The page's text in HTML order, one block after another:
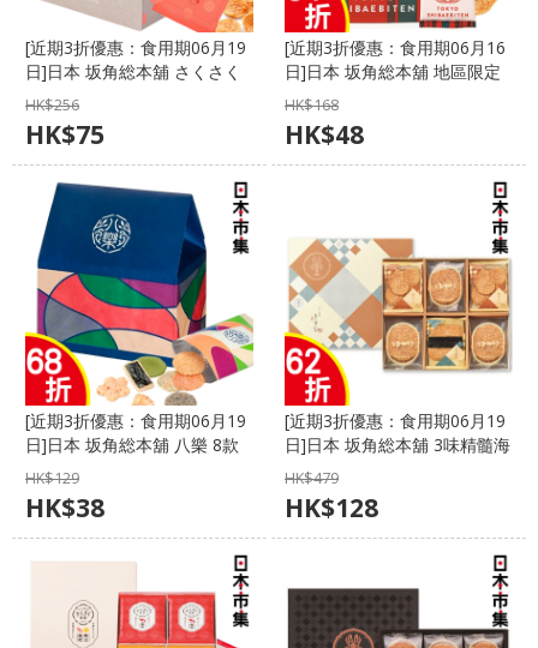
[近期3折優惠：食用期06月19
日]日本 坂角総本舖 さくさく
日記 海老蝦及帆立貝煎餅禮盒
(12包，各6包)【市集世界 - 日
本市集】
HK$256
HK$75
[近期3折優惠：食用期06月16
日]日本 坂角総本舖 地區限定
芝えび天 東京芝海老蝦餅 (1袋
14塊)【市集世界 - 日本市集】
HK$168
HK$48
[近期3折優惠：食用期06月19
日]日本 坂角総本舖 八樂 8款
什錦煎餅 (1袋5包)【市集世界
- 日本市集】
HK$129
HK$38
[近期3折優惠：食用期06月19
日]日本 坂角総本舖 3味精髓海
老蝦餅 (1盒16塊及6小包)【市
集世界 - 日本市集】
HK$479
HK$128